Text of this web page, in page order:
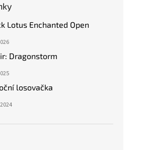
Lotus Enchanted Open
Dragonstorm
losovačka